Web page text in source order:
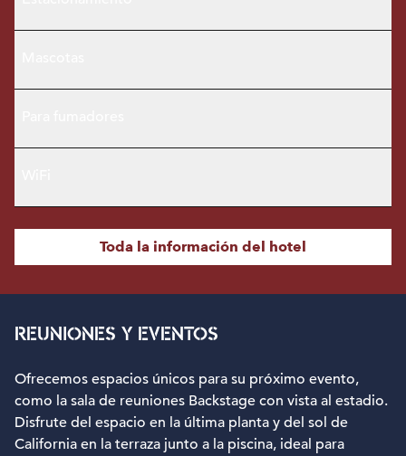
Toda la información del hotel
REUNIONES Y EVENTOS
Ofrecemos espacios únicos para su próximo evento,
como la sala de reuniones Backstage con vista al estadio.
Disfrute del espacio en la última planta y del sol de
California en la terraza junto a la piscina, ideal para